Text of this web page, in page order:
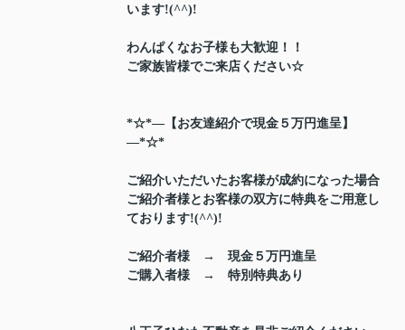
います!(^^)!
わんぱくなお子様も大歓迎！！
ご家族皆様でご来店ください☆
*☆*―【お友達紹介で現金５万円進呈】
―*☆*
ご紹介いただいたお客様が成約になった場合
ご紹介者様とお客様の双方に特典をご用意し
ております!(^^)!
ご紹介者様 → 現金５万円進呈
ご購入者様 → 特別特典あり